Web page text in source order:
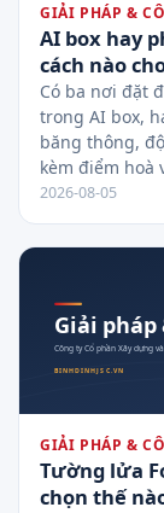
GIẢI PHÁP &
AI box hay
cách nào
Có ba nơi đặt
trong AI box,
băng thông,
kèm điểm hoà
2026-08-05
GIẢI PHÁP &
Tường lửa
chọn thế